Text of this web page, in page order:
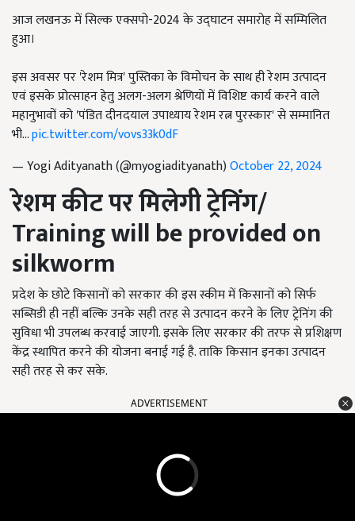
आज लखनऊ में सिल्क एक्सपो-2024 के उद्घाटन समारोह में सम्मिलित
हुआ।
इस अवसर पर 'रेशम मित्र' पुस्तिका के विमोचन के साथ ही रेशम उत्पादन
एवं इसके प्रोत्साहन हेतु अलग-अलग श्रेणियों में विशिष्ट कार्य करने वाले
महानुभावों को 'पंडित दीनदयाल उपाध्याय रेशम रत्न पुरस्कार' से सम्मानित
भी…pic.twitter.com/vovs33k0dF
— Yogi Adityanath (@myogiadityanath)October 22, 2024
रेशम कीट पर मिलेगी ट्रेनिंग/
Training will be provided on
silkworm
प्रदेश के छोटे किसानों को सरकार की इस स्कीम में किसानों को सिर्फ
सब्सिडी ही नहीं बल्कि उनके सही तरह से उत्पादन करने के लिए ट्रेनिंग की
सुविधा भी उपलब्ध करवाई जाएगी. इसके लिए सरकार की तरफ से प्रशिक्षण
केंद्र स्थापित करने की योजना बनाई गई है. ताकि किसान इनका उत्पादन
सही तरह से कर सके.
ADVERTISEMENT